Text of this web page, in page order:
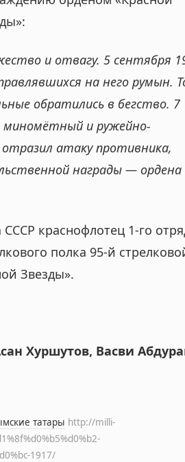
и отвагу. 5 сентября
на него румын.
обратились в бегство. 7
миномётный и ружейно-
атаку противника,
награды — ордена
краснофлотец 1-го
полка 95-й
Звезды».
Хуршутов, Васви
татары http://milli-
1917/